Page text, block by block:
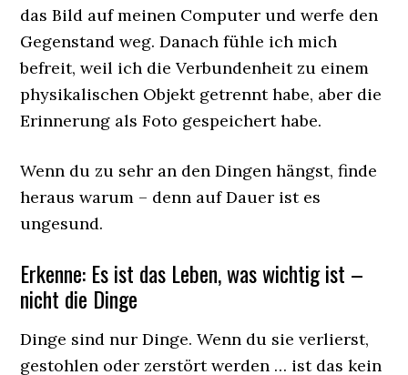
das Bild auf meinen Computer und werfe den
Gegenstand weg. Danach fühle ich mich
befreit, weil ich die Verbundenheit zu einem
physikalischen Objekt getrennt habe, aber die
Erinnerung als Foto gespeichert habe.
Wenn du zu sehr an den Dingen hängst, finde
heraus warum – denn auf Dauer ist es
ungesund.
Erkenne: Es ist das Leben, was wichtig ist –
nicht die Dinge
Dinge sind nur Dinge. Wenn du sie verlierst,
gestohlen oder zerstört werden … ist das kein